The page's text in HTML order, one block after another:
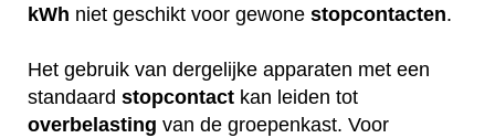
kWh niet geschikt voor gewone stopcontacten.
Het gebruik van dergelijke apparaten met een
standaard stopcontact kan leiden tot
overbelasting van de groepenkast. Voor